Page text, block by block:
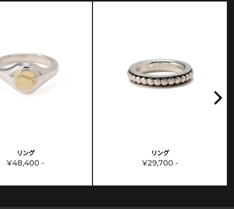
リング
¥48,400 -
リング
¥29,700 -